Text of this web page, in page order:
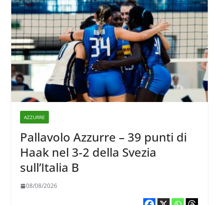
AZZURRE
Pallavolo Azzurre – 39 punti di
Haak nel 3-2 della Svezia
sull’Italia B
08/08/2026